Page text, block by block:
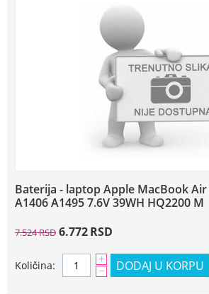
Baterija - laptop Apple MacBook Air
A1406 A1495 7.6V 39WH HQ2200 M
7.524RSD 6.772RSD
Količina: +
− DODAJ U KORPU